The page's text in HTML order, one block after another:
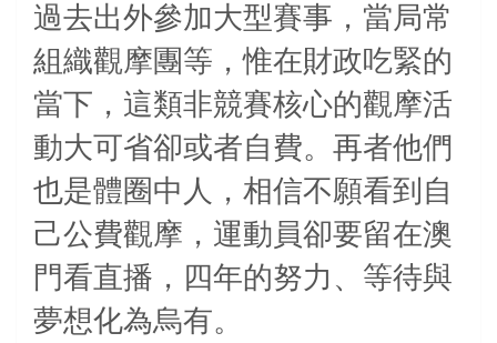
過去出外參加大型賽事，當局常
組織觀摩團等，惟在財政吃緊的
當下，這類非競賽核心的觀摩活
動大可省卻或者自費。再者他們
也是體圈中人，相信不願看到自
己公費觀摩，運動員卻要留在澳
門看直播，四年的努力、等待與
夢想化為烏有。